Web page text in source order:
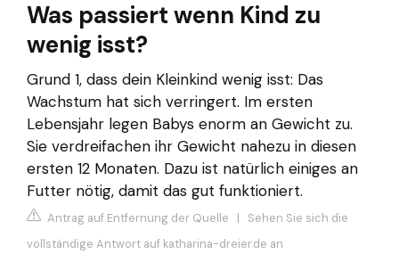
Was passiert wenn Kind zu
wenig isst?
Grund 1, dass dein Kleinkind wenig isst: Das
Wachstum hat sich verringert. Im ersten
Lebensjahr legen Babys enorm an Gewicht zu.
Sie verdreifachen ihr Gewicht nahezu in diesen
ersten 12 Monaten. Dazu ist natürlich einiges an
Futter nötig, damit das gut funktioniert.
Antrag auf Entfernung der Quelle | Sehen Sie sich die
vollständige Antwort auf katharina-dreier.de an